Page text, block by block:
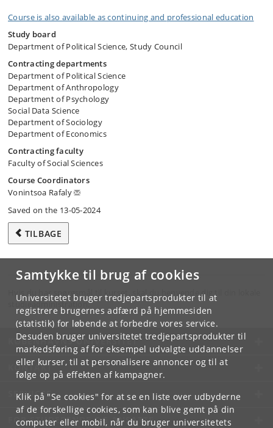
Samtykke til brug af cookies
Universitetet bruger tredjepartsprodukter til at
registrere brugernes adfærd på hjemmesiden
(statistik) for løbende at forbedre vores service.
Desuden bruger universitetet tredjepartsprodukter til
markedsføring af for eksempel udvalgte uddannelser
eller kurser, til at personalisere annoncer og til at
følge op på effekten af kampagner.
Klik på "Se cookies" for at se en liste over udbyderne
af de forskellige cookies, som kan blive gemt på din
computer eller mobil, når du bruger universitetets
Course is also available as continuing and professional education
Study board
Department of Political Science, Study Council
Contracting departments
Department of Political Science
Department of Anthropology
Department of Psychology
Social Data Science
Department of Sociology
Department of Economics
Contracting faculty
Faculty of Social Sciences
Course Coordinators
Vonintsoa Rafaly
Saved on the 13-05-2024
TILBAGE
Hvis du har spørgsmål til kurset, skal du henvende dig til din lokale
studieadministration.
KØBENHAVNS UNIVERSITET
KONTAKT
SERVICES
FOR STUDERENDE OG ANSATTE